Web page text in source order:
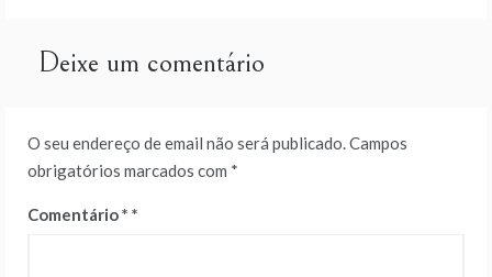
Deixe um comentário
O seu endereço de email não será publicado.Campos
obrigatórios marcados com *
Comentário*